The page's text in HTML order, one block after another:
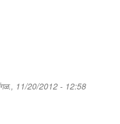
11/20/2012 - 12:58